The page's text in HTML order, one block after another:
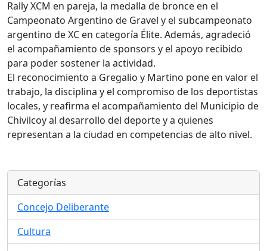
Rally XCM en pareja, la medalla de bronce en el
Campeonato Argentino de Gravel y el subcampeonato
argentino de XC en categoría Élite. Además, agradeció
el acompañamiento de sponsors y el apoyo recibido
para poder sostener la actividad.
El reconocimiento a Gregalio y Martino pone en valor el
trabajo, la disciplina y el compromiso de los deportistas
locales, y reafirma el acompañamiento del Municipio de
Chivilcoy al desarrollo del deporte y a quienes
representan a la ciudad en competencias de alto nivel.
Categorías
Concejo Deliberante
Cultura